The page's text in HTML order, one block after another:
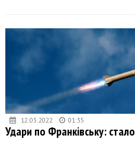
12.03.2022 01:35
Удари по Франківську: